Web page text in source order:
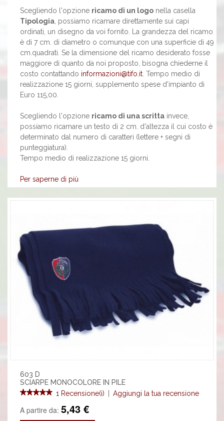
Scegliendo l'opzione ricamo di un logo nella casella
Tipologia, possiamo ricamare direttamente sui capi
ordinati, un disegno da voi fornito. La grandezza del ricamo
è di 7 cm. di diametro o comunque con una superficie di 49
cm.quadrati. Se la dimensione del ricamo desiderato fosse
maggiore di quanto da noi proposto, bisogna chiederne il
costo contattando informazioni@tifo.it. Tempo medio di
realizzazione 15 giorni, supplemento spese d'impianto di
Euro 115,00.
Scegliendo l'opzione ricamo di una scritta invece,
possiamo ricamare un testo di 2 cm. d'altezza il cui costo è
determinato dal numero di caratteri (lettere + segni di
punteggiatura).
Tempo medio di realizzazione 15 giorni.
Per saperne di più
603 D
SCIARPE MONOCOLORE IN PILE
1 Recensione(i)
Aggiungi la tua recensione
A partire da: 5,43 €